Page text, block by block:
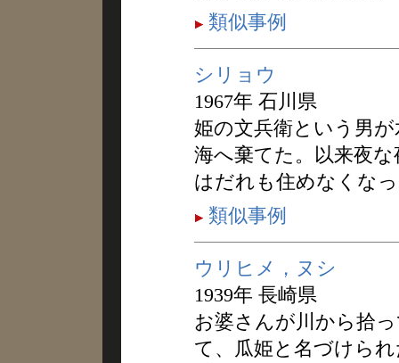
類似事例
シリョウ
1967年 石川県
姫の文兵衛という男
海へ棄てた。以来夜
はだれも住めなくな
類似事例
ウリヒメ，ヌシ
1939年 長崎県
お婆さんが川から拾
て、瓜姫と名づけら